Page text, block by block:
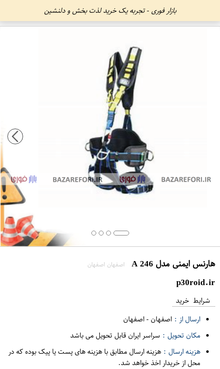
بازار فوری - تجربه یک خرید لذت بخش و دلنشین
هارنس ایمنی مدل A 246 اصفهان اصفهان
p30roid.ir
شرایط خرید
ارسال از : اصفهان-اصفهان
مکان تحویل : سراسر ایران قابل تحویل می باشد
هزینه ارسال : هزینه ارسال مطابق با هزینه های پست یا پیک بوده که در
محل از خریدار اخذ خواهد شد.